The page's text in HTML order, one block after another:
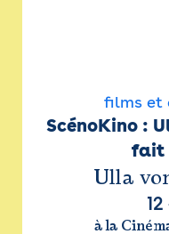
films et
ScénoKino :
fait
Ulla
12
à la